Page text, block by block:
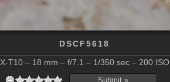
DSCF5618
X-T10 – 18 mm – f/7.1 – 1/350 sec – 200 ISO